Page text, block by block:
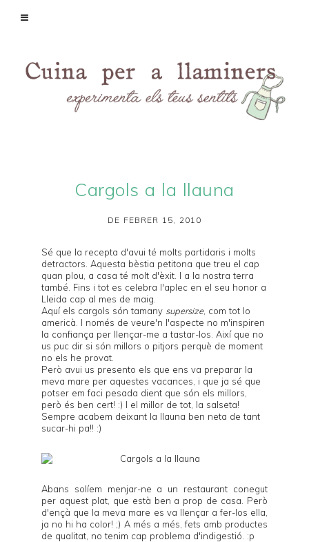
Cargols a la llauna
DE FEBRER 15, 2010
Sé que la recepta d'avui té molts partidaris i molts
detractors. Aquesta bèstia petitona que treu el cap
quan plou, a casa té molt d'èxit. I a la nostra terra
també. Fins i tot es celebra l'aplec en el seu honor a
Lleida cap al mes de maig.
Aquí els cargols són tamany supersize, com tot lo
americà. I només de veure'n l'aspecte no m'inspiren
la confiança per llençar-me a tastar-los. Així que no
us puc dir si són millors o pitjors perquè de moment
no els he provat.
Però avui us presento els que ens va preparar la
meva mare per aquestes vacances, i que ja sé que
potser em faci pesada dient que són els millors,
però és ben cert! :) I el millor de tot, la salseta!
Sempre acabem deixant la llauna ben neta de tant
sucar-hi pa!! :)
Abans solíem menjar-ne a un restaurant conegut
per aquest plat, que està ben a prop de casa. Però
d'ençà que la meva mare es va llençar a fer-los ella,
ja no hi ha color! ;) A més a més, fets amb productes
de qualitat, no tenim cap problema d'indigestió. :p